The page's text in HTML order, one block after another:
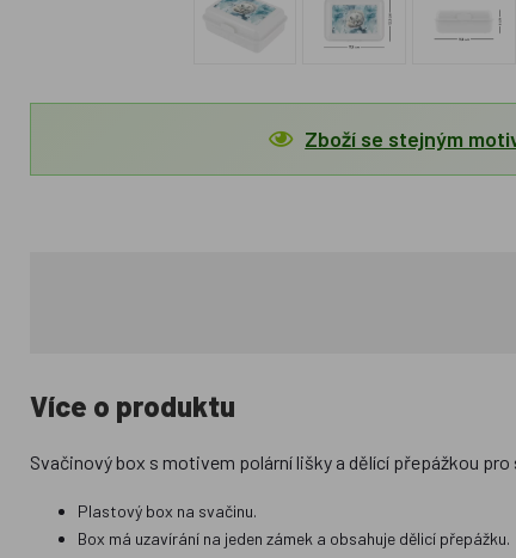
Zboží se stejným
Více o produktu
Svačinový box s motivem polární lišky a dělící přepážkou
Plastový box na svačinu.
Box má uzavírání na jeden zámek a obsahuje dělicí přepážku.